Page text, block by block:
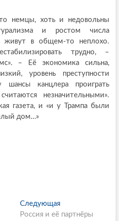
немцы, хоть и недовольны
и ростом числа
живут в общем-то неплохо.
трудно, –
– Её экономика сильна,
уровень преступности
шансы канцлера проиграть
незначительными».
газета, и «и у Трампа были
дом…»
Следующая
л
Россия и её партнёры